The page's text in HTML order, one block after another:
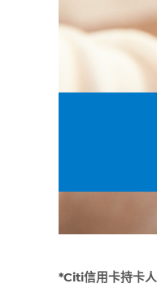
*Citi信用卡持卡